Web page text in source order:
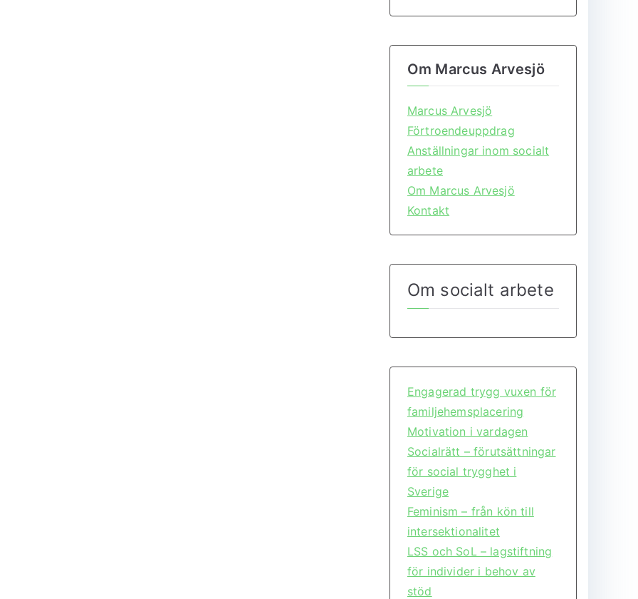
Om Marcus Arvesjö
Marcus Arvesjö
Förtroendeuppdrag
Anställningar inom socialt
arbete
Om Marcus Arvesjö
Kontakt
Om socialt arbete
Engagerad trygg vuxen för
familjehemsplacering
Motivation i vardagen
Socialrätt – förutsättningar
för social trygghet i
Sverige
Feminism – från kön till
intersektionalitet
LSS och SoL – lagstiftning
för individer i behov av
stöd